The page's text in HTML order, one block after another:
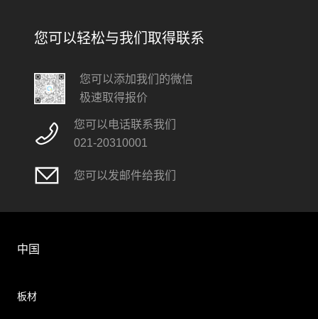
您可以轻松与我们取得联系
您可以添加我们的微信
极速取得报价
您可以电话联系我们
021-20310001
您可以发邮件给我们
中国
板材